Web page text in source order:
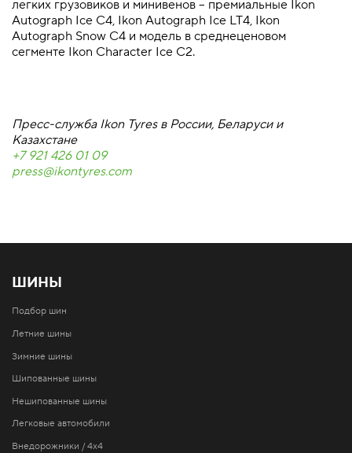
легких грузовиков и минивенов – премиальные Ikon
Autograph Ice C4, Ikon Autograph Ice LT4, Ikon
Autograph Snow C4 и модель в среднеценовом
сегменте Ikon Character Ice C2.
Пресс-служба Ikon Tyres в России, Беларуси и
Казахстане
+7 921 426 01 09
press@ikontyres.com
ШИНЫ
Подбор шин
Летние шины
Зимние шины
Шипованные шины
Нешипованные шины
Легковые автомобили
Внедорожники / 4x4